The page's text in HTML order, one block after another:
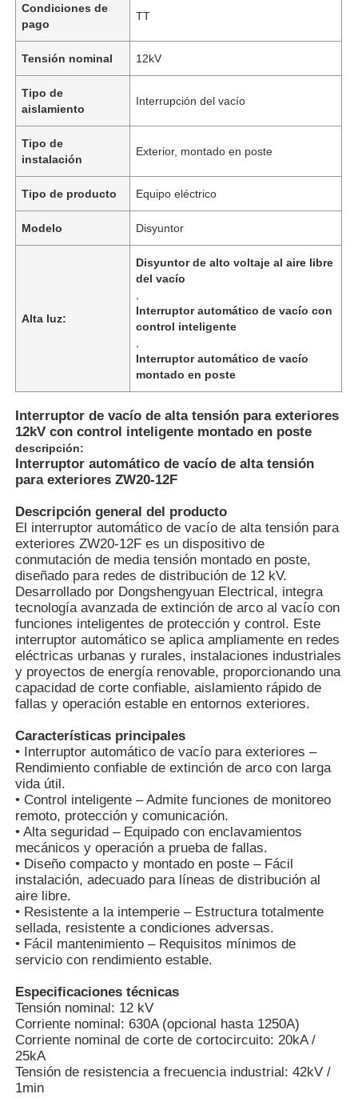
Inicio
Productos
Videos
Condiciones de
pago
TT
Tensión nominal 12kV
Tipo de
aislamiento
Interrupción del vacío
Tipo de
instalación
Exterior, montado en poste
Tipo de producto Equipo eléctrico
Modelo Disyuntor
Alta luz:
Disyuntor de alto voltaje al aire libre
del vacío
Interruptor automático de vacío con
control inteligente
Interruptor automático de vacío
montado en poste
Interruptor de vacío de alta tensión para exteriores
12kV con control inteligente montado en poste
descripción:
Interruptor automático de vacío de alta tensión
para exteriores ZW20-12F
Descripción general del producto
El interruptor automático de vacío de alta tensión para
exteriores ZW20-12F es un dispositivo de
conmutación de media tensión montado en poste,
diseñado para redes de distribución de 12 kV.
Desarrollado por Dongshengyuan Electrical, integra
tecnología avanzada de extinción de arco al vacío con
funciones inteligentes de protección y control. Este
interruptor automático se aplica ampliamente en redes
eléctricas urbanas y rurales, instalaciones industriales
y proyectos de energía renovable, proporcionando una
capacidad de corte confiable, aislamiento rápido de
fallas y operación estable en entornos exteriores.
Características principales
• Interruptor automático de vacío para exteriores –
Rendimiento confiable de extinción de arco con larga
vida útil.
• Control inteligente – Admite funciones de monitoreo
remoto, protección y comunicación.
• Alta seguridad – Equipado con enclavamientos
mecánicos y operación a prueba de fallas.
• Diseño compacto y montado en poste – Fácil
instalación, adecuado para líneas de distribución al
aire libre.
• Resistente a la intemperie – Estructura totalmente
sellada, resistente a condiciones adversas.
• Fácil mantenimiento – Requisitos mínimos de
servicio con rendimiento estable.
Especificaciones técnicas
Tensión nominal: 12 kV
Corriente nominal: 630A (opcional hasta 1250A)
Corriente nominal de corte de cortocircuito: 20kA /
25kA
Tensión de resistencia a frecuencia industrial: 42kV /
1min